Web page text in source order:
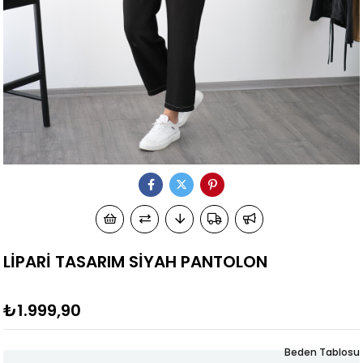
LİPARİ TASARIM SİYAH PANTOLON
₺1.999,90
Beden Tablosu